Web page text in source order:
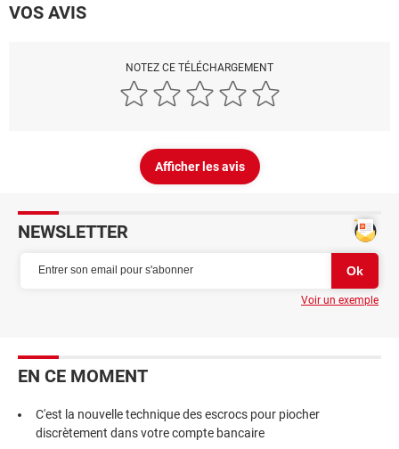
VOS AVIS
NOTEZ CE TÉLÉCHARGEMENT
Afficher les avis
NEWSLETTER
Voir un exemple
EN CE MOMENT
C'est la nouvelle technique des escrocs pour piocher
discrètement dans votre compte bancaire